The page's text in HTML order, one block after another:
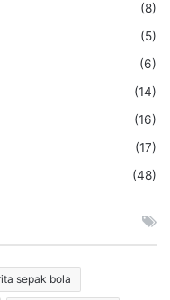
(8)
(5)
(6)
(14)
(16)
(17)
(48)
sepak bola